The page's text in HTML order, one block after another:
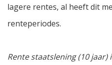
lagere rentes, al heeft dit
renteperiodes.
Rente staatslening (10